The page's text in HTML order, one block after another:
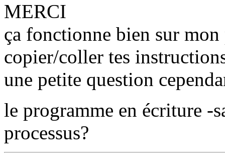
MERCI
ça fonctionne bien sur
copier/coller tes
une petite question
le programme en écriture -
processus?